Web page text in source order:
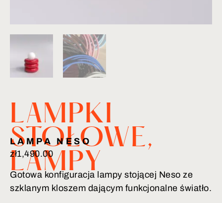
LAMPKI
STOŁOWE,
LAMPY
LAMPA NESO
zł1,490.00
Gotowa konfiguracja lampy stojącej Neso ze
szklanym kloszem dającym funkcjonalne światło.